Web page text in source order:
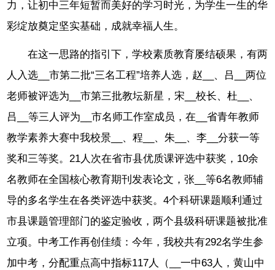
力，让初中三年短暂而美好的学习时光，为学生一生的华
彩绽放奠定坚实基础，成就幸福人生。
在这一思路的指引下，学校素质教育屡结硕果，有两
人入选__市第二批“三名工程”培养人选，赵__、吕__两位
老师被评选为__市第三批教坛新星，宋__校长、杜__、
吕__等三人评为__市名师工作室成员，在__省青年教师
教学素养大赛中我校景__、程__、朱__、李__分获一等
奖和三等奖。21人次在省市县优质课评选中获奖，10余
名教师在全国核心教育期刊发表论文，张__等6名教师辅
导的多名学生在各类评选中获奖。4个科研课题顺利通过
市县课题管理部门的鉴定验收，两个县级科研课题被批准
立项。中考工作再创佳绩：今年，我校共有292名学生参
加中考，分配重点高中指标117人（__一中63人，黄山中